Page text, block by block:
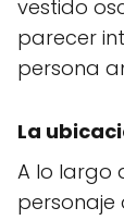
vestido
parecer
persona
La
A lo largo
personaje